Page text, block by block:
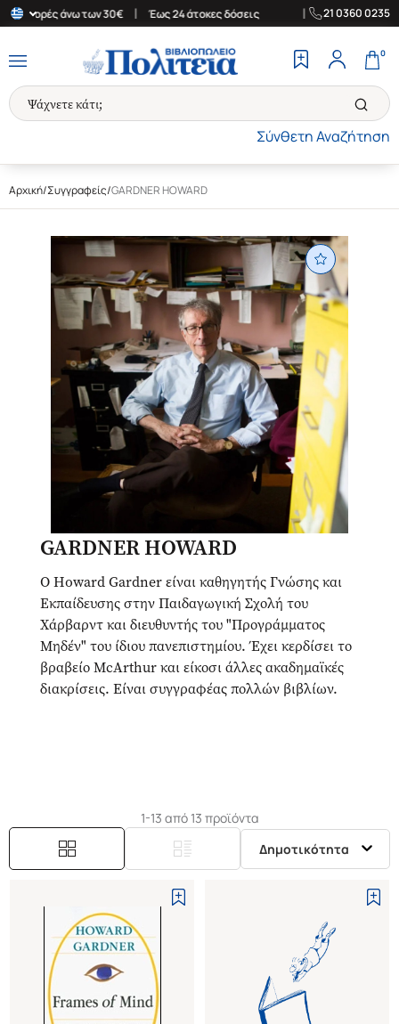
αγορές άνω των 30€ | Έως 24 άτοκες δόσεις Δωρεάν21 0360 0235
Σύνθετη Αναζήτηση
0
Αρχική/Συγγραφείς/GARDNER HOWARD
GARDNER HOWARD
O Howard Gardner είναι καθηγητής Γνώσης και
Εκπαίδευσης στην Παιδαγωγική Σχολή του
Χάρβαρντ και διευθυντής του "Προγράμματος
Μηδέν" του ίδιου πανεπιστημίου. Έχει κερδίσει το
βραβείο McArthur και είκοσι άλλες ακαδημαϊκές
διακρίσεις. Είναι συγγραφέας πολλών βιβλίων.
1-13 από 13 προϊόντα
Δημοτικότητα